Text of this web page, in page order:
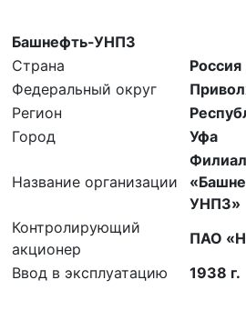
Башнефть-УНПЗ
Страна
Россия
Федеральный округ
Регион
Город
Уфа
Название организации
УНПЗ»
Контролирующий
акционер
ПАО
Ввод в эксплуатацию
1938 г.